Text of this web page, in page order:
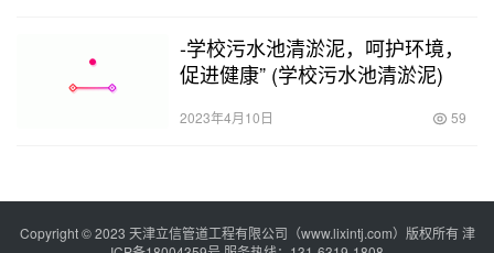
-学校污水池清淤泥，呵护环境，
促进健康” (学校污水池清淤泥)
2023年4月10日 59
Copyright © 2023 天津立信管道工程有限公司（www.lixintj.com）版权所有津